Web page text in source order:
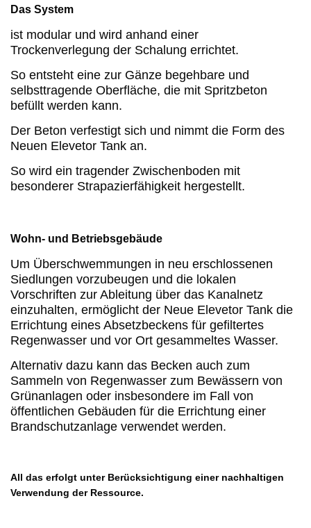
Das System
ist modular und wird anhand einer
Trockenverlegung der Schalung errichtet.
So entsteht eine zur Gänze begehbare und
selbsttragende Oberfläche, die mit Spritzbeton
befüllt werden kann.
Der Beton verfestigt sich und nimmt die Form des
Neuen Elevetor Tank an.
So wird ein tragender Zwischenboden mit
besonderer Strapazierfähigkeit hergestellt.
Wohn- und Betriebsgebäude
Um Überschwemmungen in neu erschlossenen
Siedlungen vorzubeugen und die lokalen
Vorschriften zur Ableitung über das Kanalnetz
einzuhalten, ermöglicht der Neue Elevetor Tank die
Errichtung eines Absetzbeckens für gefiltertes
Regenwasser und vor Ort gesammeltes Wasser.
Alternativ dazu kann das Becken auch zum
Sammeln von Regenwasser zum Bewässern von
Grünanlagen oder insbesondere im Fall von
öffentlichen Gebäuden für die Errichtung einer
Brandschutzanlage verwendet werden.
All das erfolgt unter Berücksichtigung einer nachhaltigen
Verwendung der Ressource.